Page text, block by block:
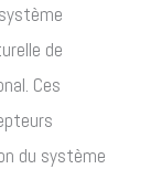
de
Ces
du système